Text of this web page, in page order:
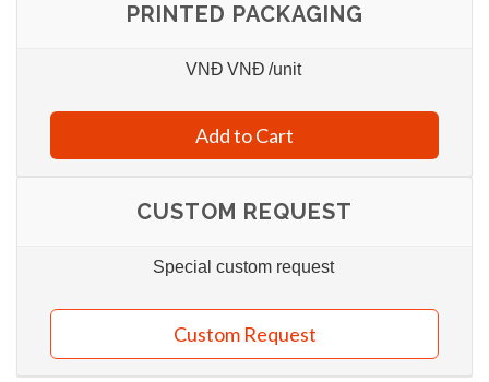
PRINTED PACKAGING
VNĐ VNĐ /unit
Add to Cart
CUSTOM REQUEST
Special custom request
Custom Request